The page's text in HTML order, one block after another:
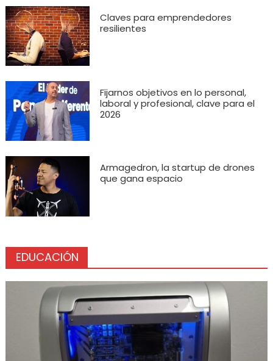
Claves para emprendedores
resilientes
Fijarnos objetivos en lo personal,
laboral y profesional, clave para el
2026
Armagedron, la startup de drones
que gana espacio
EDUCACIÓN